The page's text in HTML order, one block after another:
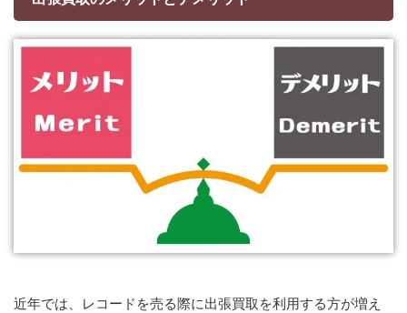
近年では、レコードを売る際に出張買取を利用する方が増え